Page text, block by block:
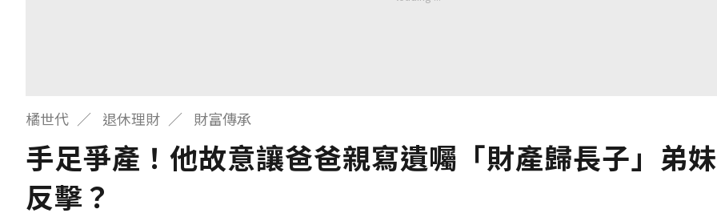
橘世代 退休理財 財富傳承
手足爭產！他故意讓爸爸親寫遺囑「財產歸長子」弟
反擊？